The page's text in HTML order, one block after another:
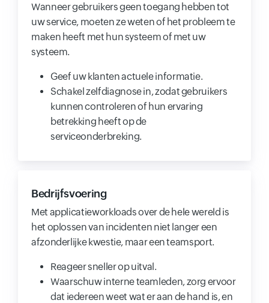
Wanneer gebruikers geen toegang hebben tot
uw service, moeten ze weten of het probleem te
maken heeft met hun systeem of met uw
systeem.
Geef uw klanten actuele informatie.
Schakel zelfdiagnose in, zodat gebruikers
kunnen controleren of hun ervaring
betrekking heeft op de
serviceonderbreking.
Bedrijfsvoering
Met applicatieworkloads over de hele wereld is
het oplossen van incidenten niet langer een
afzonderlijke kwestie, maar een teamsport.
Reageer sneller op uitval.
Waarschuw interne teamleden, zorg ervoor
dat iedereen weet wat er aan de hand is, en